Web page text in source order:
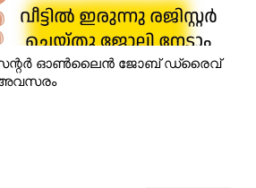
ഓൺലൈൻ ജോബ് ഡ്രൈവ്
അവസരം